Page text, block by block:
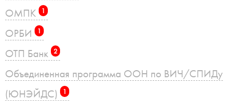
ОМПК 1
ОРБИ 1
ОТП Банк 2
Объединенная программа ООН по ВИЧ/СПИДу
(ЮНЭЙДС)
1